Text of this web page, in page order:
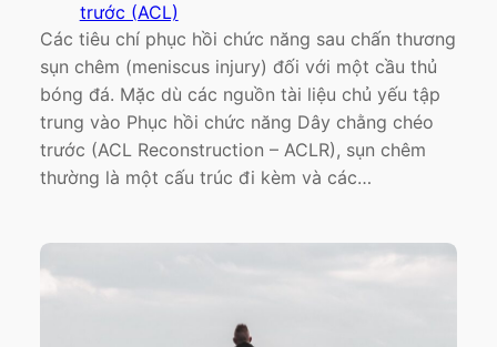
trước (ACL)
Các tiêu chí phục hồi chức năng sau chấn thương
sụn chêm (meniscus injury) đối với một cầu thủ
bóng đá. Mặc dù các nguồn tài liệu chủ yếu tập
trung vào Phục hồi chức năng Dây chằng chéo
trước (ACL Reconstruction – ACLR), sụn chêm
thường là một cấu trúc đi kèm và các…